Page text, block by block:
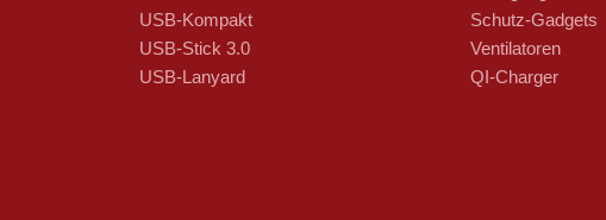
USB-Kompakt
USB-Stick 3.0
USB-Lanyard
Schutz-Gadgets
Ventilatoren
QI-Charger